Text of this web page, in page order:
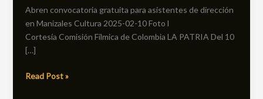
Abren convocatoria gratuita para asistentes de dirección
en Manizales Cultura 2025-02-10 Foto l
Cortesía Comisión Fílmica de Colombia LA PATRIA Del 10
[…]
Read Post »